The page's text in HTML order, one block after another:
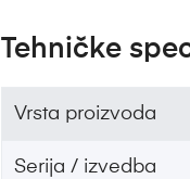
Tehničke
Vrsta proizvoda
Serija / izvedba